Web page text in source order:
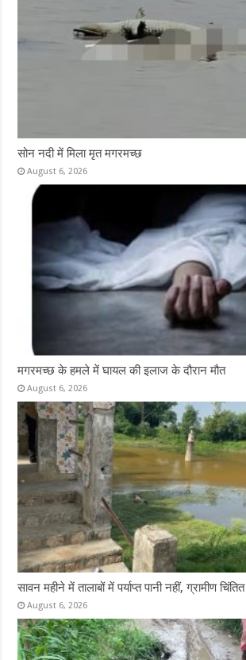
सोन नदी में मिला मृत मगरमच्छ
August 6, 2026
मगरमच्छ के हमले में घायल की इलाज के दौरान मौत
August 6, 2026
सावन महीने में तालाबों में पर्याप्त पानी नहीं, ग्रामीण चिंतित
August 6, 2026